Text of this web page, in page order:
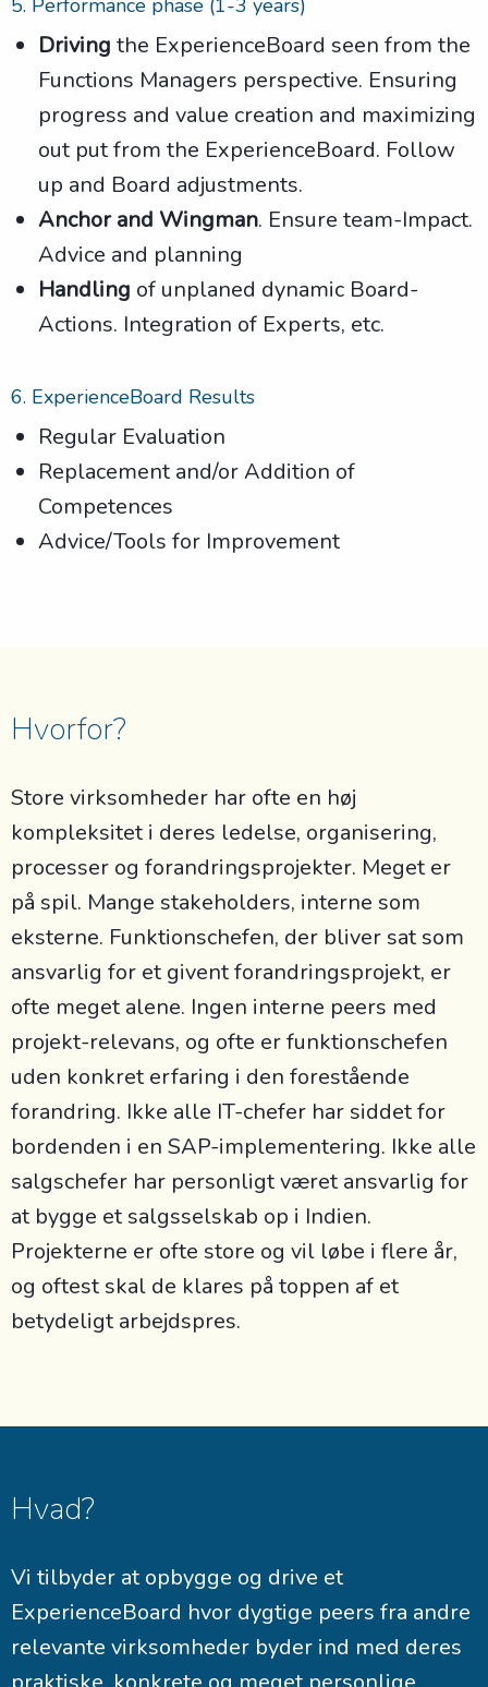
Driving the ExperienceBoard seen from the
Functions Managers perspective. Ensuring
progress and value creation and maximizing
out put from the ExperienceBoard. Follow
up and Board adjustments.
Anchor and Wingman. Ensure team-Impact.
Advice and planning
Handling of unplaned dynamic Board-
Actions. Integration of Experts, etc.
6. ExperienceBoard Results
Regular Evaluation
Replacement and/or Addition of
Competences
Advice/Tools for Improvement
Hvorfor?
Store virksomheder har ofte en høj
kompleksitet i deres ledelse, organisering,
processer og forandringsprojekter. Meget er
på spil. Mange stakeholders, interne som
eksterne. Funktionschefen, der bliver sat som
ansvarlig for et givent forandringsprojekt, er
ofte meget alene. Ingen interne peers med
projekt-relevans, og ofte er funktionschefen
uden konkret erfaring i den forestående
forandring. Ikke alle IT-chefer har siddet for
bordenden i en SAP-implementering. Ikke alle
salgschefer har personligt været ansvarlig for
at bygge et salgsselskab op i Indien.
Projekterne er ofte store og vil løbe i flere år,
og oftest skal de klares på toppen af et
betydeligt arbejdspres.
Hvad?
Vi tilbyder at opbygge og drive et
ExperienceBoard hvor dygtige peers fra andre
relevante virksomheder byder ind med deres